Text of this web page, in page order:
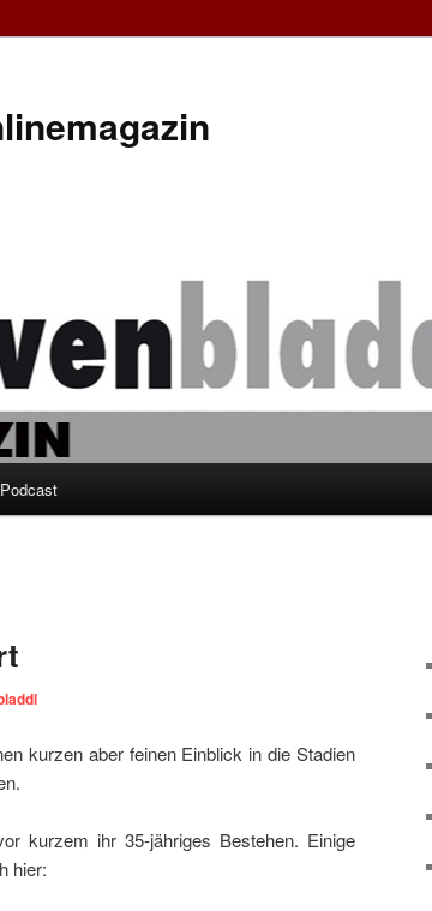
kurzen aber feinen Einblick in die Stadien
kurzem ihr 35-jähriges Bestehen. Einige
hier: